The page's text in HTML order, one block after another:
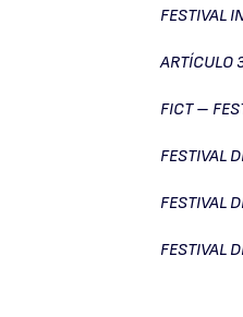
FESTIVAL
ARTÍCULO
FICT –
FESTIVAL
FESTIVAL
FESTIVAL